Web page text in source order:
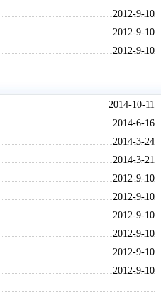
2012-9-10
2012-9-10
2012-9-10
2014-10-11
2014-6-16
2014-3-24
2014-3-21
2012-9-10
2012-9-10
2012-9-10
2012-9-10
2012-9-10
2012-9-10